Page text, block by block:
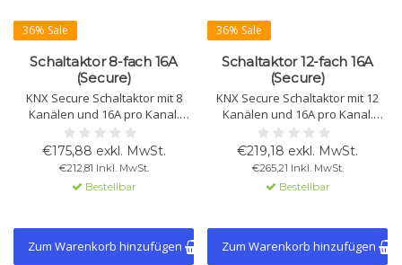
36% Sale
Schaltaktor 8-fach 16A
(Secure)
KNX Secure Schaltaktor mit 8
Kanälen und 16A pro Kanal.
Geeignet für Beleuchtung,
Heizung und Signale. Unterstützt
manuelle Steuerung,
Zeitfunktionen und Logik.
€175,88 exkl. MwSt.
€212,81 Inkl. MwSt.
Bestellbar
Zum Warenkorb hinzufügen
36% Sale
Schaltaktor 12-fach 16A
(Secure)
KNX Secure Schaltaktor mit 12
Kanälen und 16A pro Kanal.
Geeignet für Beleuchtung,
Heizung und Signale. Unterstützt
Logikfunktionen,
Zeitschaltfunktionen und
Szenen.
€219,18 exkl. MwSt.
€265,21 Inkl. MwSt.
Bestellbar
Zum Warenkorb hinzufügen